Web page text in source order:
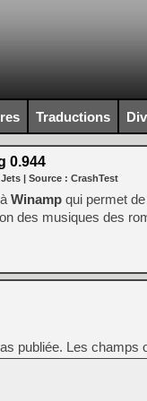
Traductions
0.944
| Source : CrashTest
Winamp qui permet
des musiques des
publiée. Les champs